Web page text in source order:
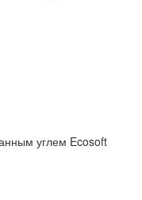
углем Ecosoft